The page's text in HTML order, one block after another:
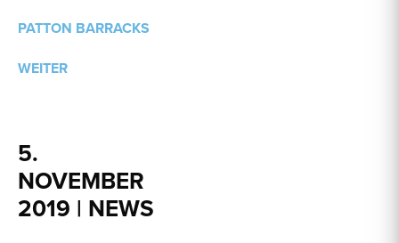
PATTON BARRACKS
WEITER
5.
NOVEMBER
2019 | NEWS